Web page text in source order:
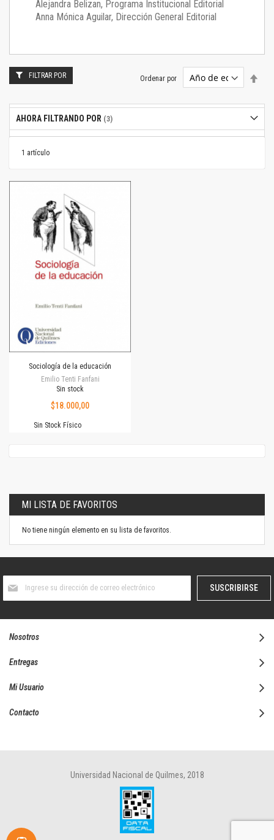
Alejandra Belizan, Programa Institucional Editorial
Anna Mónica Aguilar, Dirección General Editorial
1 artículo
Ordenar por
Sociología de la educación
Emilio Tenti Fanfani
Sin stock
$18.000,00
Sin Stock Físico
FILTRAR POR
AHORA FILTRANDO POR
MI LISTA DE FAVORITOS
No tiene ningún elemento en su lista de favoritos.
boletín
SUSCRIBIRSE
Nosotros
Entregas
Mi Usuario
Contacto
Universidad Nacional de Quilmes, 2018